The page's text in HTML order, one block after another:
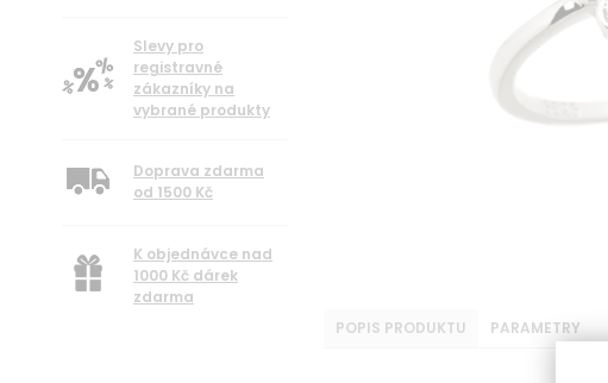
POPIS PRODUKTU PARAMETRY
Slevy pro
registravné
zákazníky na
vybrané produkty
Doprava zdarma
od 1500 Kč
K objednávce nad
1000 Kč dárek
zdarma